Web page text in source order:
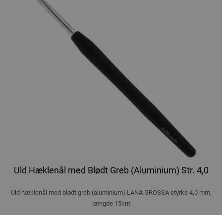
Uld Hæklenål med Blødt Greb (Aluminium) Str. 4,0
Uld hæklenål med blødt greb (aluminium) LANA GROSSA styrke 4,0 mm,
længde 15cm